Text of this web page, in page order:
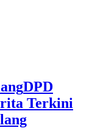
DPD
Terkini